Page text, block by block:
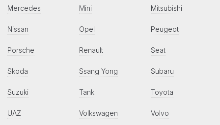
Mercedes Mini Mitsubishi
Nissan Opel Peugeot
Porsche Renault Seat
Skoda Ssang Yong Subaru
Suzuki Tank Toyota
UAZ Volkswagen Volvo